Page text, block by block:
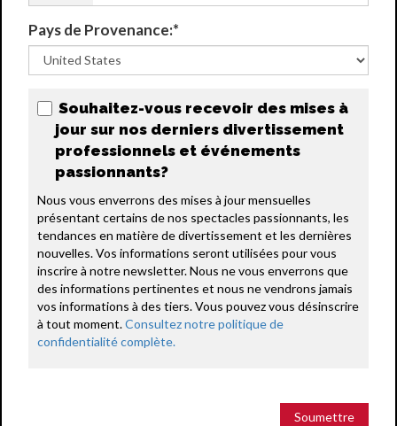
Pays de Provenance:*
Souhaitez-vous recevoir des mises à
jour sur nos derniers divertissement
professionnels et événements
passionnants?
Nous vous enverrons des mises à jour mensuelles
présentant certains de nos spectacles passionnants, les
tendances en matière de divertissement et les dernières
nouvelles. Vos informations seront utilisées pour vous
inscrire à notre newsletter. Nous ne vous enverrons que
des informations pertinentes et nous ne vendrons jamais
vos informations à des tiers. Vous pouvez vous désinscrire
à tout moment. Consultez notre politique de
confidentialité complète.
Soumettre